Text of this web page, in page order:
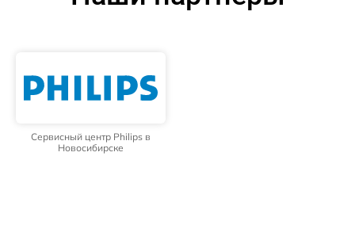
Сервисный центр Philips в
Новосибирске